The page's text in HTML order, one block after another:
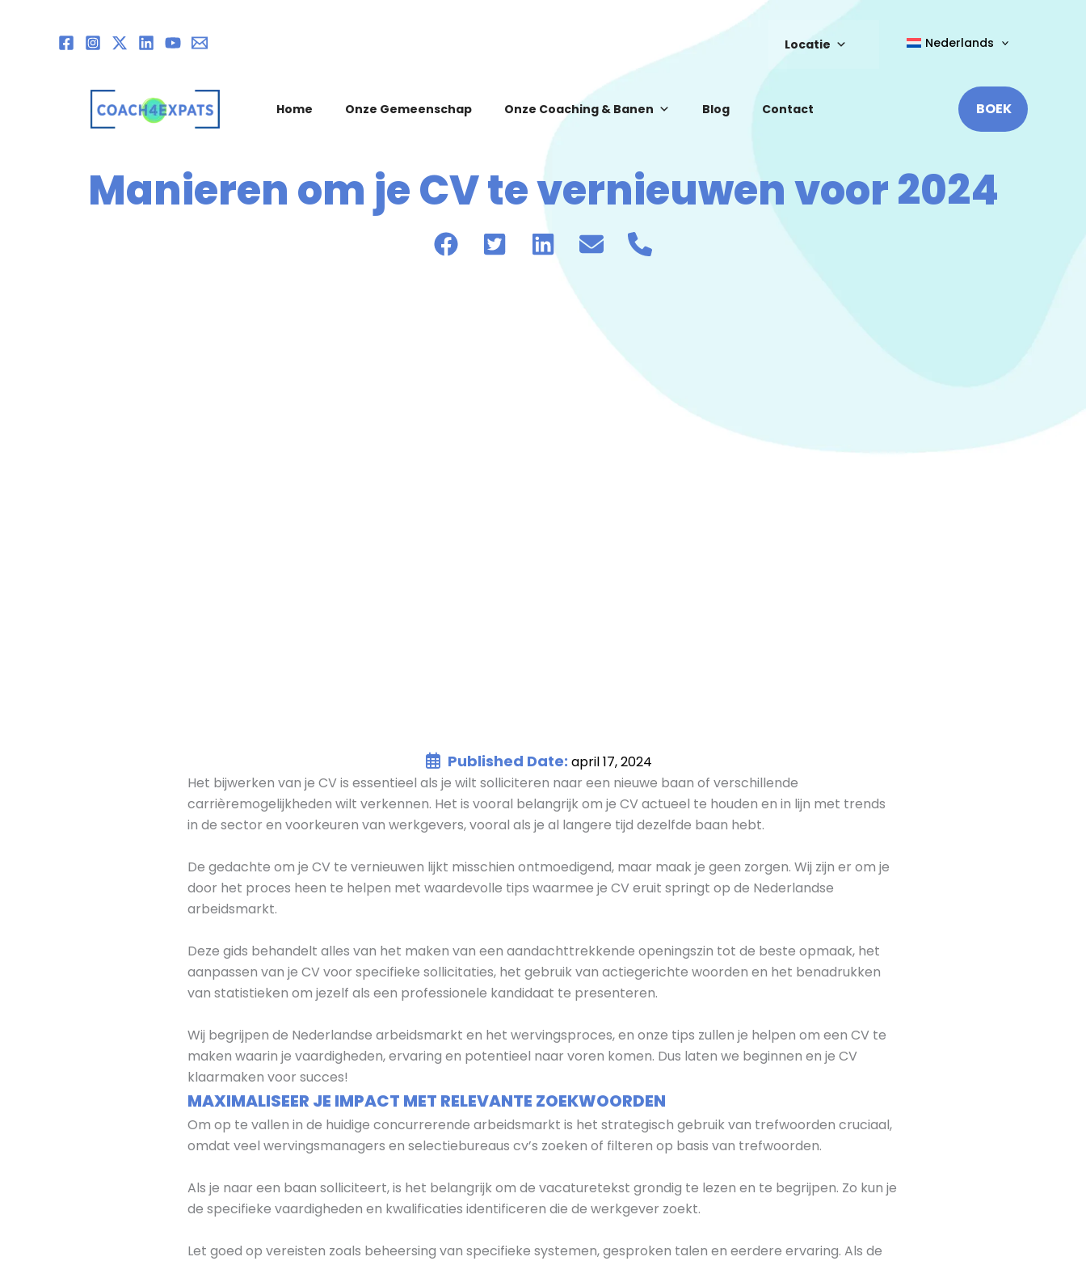
Locatie Nederlands
Home Onze Gemeenschap Onze Coaching & Banen Blog Contact BOEK
Manieren om je CV te vernieuwen voor 2024
Published Date: april 17, 2024
Het bijwerken van je CV is essentieel als je wilt solliciteren naar een nieuwe baan of verschillende
carrièremogelijkheden wilt verkennen. Het is vooral belangrijk om je CV actueel te houden en in lijn met trends
in de sector en voorkeuren van werkgevers, vooral als je al langere tijd dezelfde baan hebt.
De gedachte om je CV te vernieuwen lijkt misschien ontmoedigend, maar maak je geen zorgen. Wij zijn er om je
door het proces heen te helpen met waardevolle tips waarmee je CV eruit springt op de Nederlandse
arbeidsmarkt.
Deze gids behandelt alles van het maken van een aandachttrekkende openingszin tot de beste opmaak, het
aanpassen van je CV voor specifieke sollicitaties, het gebruik van actiegerichte woorden en het benadrukken
van statistieken om jezelf als een professionele kandidaat te presenteren.
Wij begrijpen de Nederlandse arbeidsmarkt en het wervingsproces, en onze tips zullen je helpen om een CV te
maken waarin je vaardigheden, ervaring en potentieel naar voren komen. Dus laten we beginnen en je CV
klaarmaken voor succes!
MAXIMALISEER JE IMPACT MET RELEVANTE ZOEKWOORDEN
Om op te vallen in de huidige concurrerende arbeidsmarkt is het strategisch gebruik van trefwoorden cruciaal,
omdat veel wervingsmanagers en selectiebureaus cv’s zoeken of filteren op basis van trefwoorden.
Als je naar een baan solliciteert, is het belangrijk om de vacaturetekst grondig te lezen en te begrijpen. Zo kun je
de specifieke vaardigheden en kwalificaties identificeren die de werkgever zoekt.
Let goed op vereisten zoals beheersing van specifieke systemen, gesproken talen en eerdere ervaring. Als de